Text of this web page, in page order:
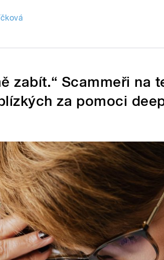
zabít.“ Scammeři na
za pomoci